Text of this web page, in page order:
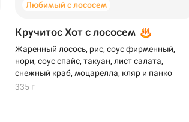
Любимый с лососем
Кручитос Хот с лососем
Жаренный лосось, рис, соус фирменный,
нори, соус спайс, такуан, лист салата,
снежный краб, моцарелла, кляр и панко
335 г